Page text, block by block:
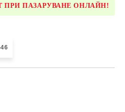
ПРИ ПАЗАРУВАНЕ ОНЛАЙН!